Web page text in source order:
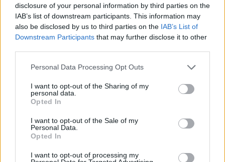
disclosure of your personal information by third parties on the
IAB’s list of downstream participants. This information may
also be disclosed by us to third parties on the IAB’s List of
Downstream Participants that may further disclose it to other
Personal Data Processing Opt Outs
I want to opt-out of the Sharing of my
personal data.
Opted In
I want to opt-out of the Sale of my
Personal Data.
Opted In
I want to opt-out of processing my
ΕΙΔΉΣΕΙΣ
Ελληνική πρωτιά σε θανάτους
λόγω μικροβιακής αντοχής
18 Ιανουαρίου 2024
Τελευταία Νέα
9 πράγματα που δεν πρέπει να